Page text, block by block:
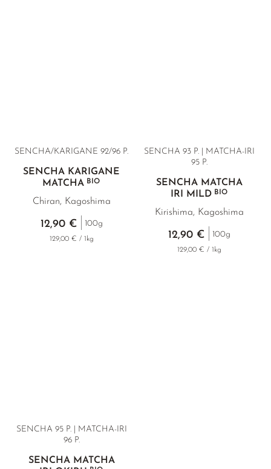
SENCHA/KARIGANE 92/96 P.
SENCHA KARIGANE
MATCHABIO
Chiran, Kagoshima
12,90 € 100g
129,00 € / 1kg
SENCHA 93 P. | MATCHA-IRI
95 P.
SENCHA MATCHA
IRI MILDBIO
Kirishima, Kagoshima
12,90 € 100g
129,00 € / 1kg
SENCHA 95 P. | MATCHA-IRI
96 P.
SENCHA MATCHA